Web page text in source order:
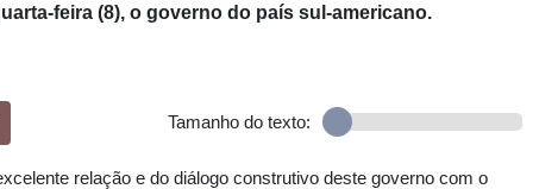
feira (8), o governo do país sul-americano.
Tamanho do texto:
relação e do diálogo construtivo deste governo com o